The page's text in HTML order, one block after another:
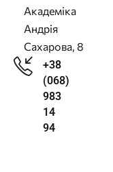
Академіка
Андрія
Сахарова, 8
+38
(068)
983
14
94